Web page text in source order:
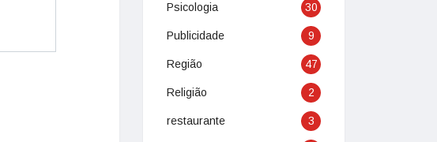
Psicologia 30
Publicidade 9
Região 47
Religião 2
restaurante 3